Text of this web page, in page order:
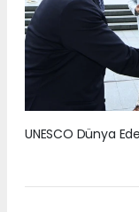
UNESCO Dünya